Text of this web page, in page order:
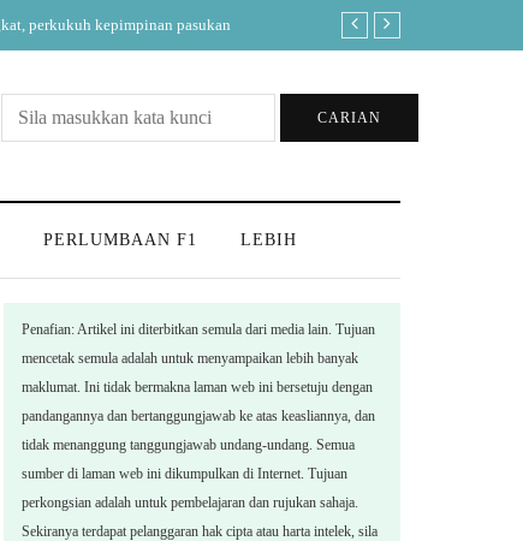
PolyCC Skills Tali Tinggi
CARIAN
PERLUMBAAN F1 LEBIH
Penafian: Artikel ini diterbitkan semula dari media lain. Tujuan
mencetak semula adalah untuk menyampaikan lebih banyak
maklumat. Ini tidak bermakna laman web ini bersetuju dengan
pandangannya dan bertanggungjawab ke atas keasliannya, dan
tidak menanggung tanggungjawab undang-undang. Semua
sumber di laman web ini dikumpulkan di Internet. Tujuan
perkongsian adalah untuk pembelajaran dan rujukan sahaja.
Sekiranya terdapat pelanggaran hak cipta atau harta intelek, sila